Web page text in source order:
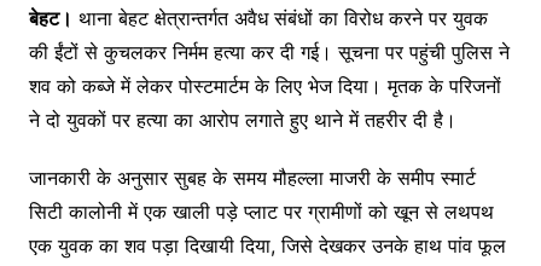
बेहट। थाना बेहट क्षेत्रान्तर्गत अवैध संबंधों का विरोध करने पर युवक
की ईंटों से कुचलकर निर्मम हत्या कर दी गई। सूचना पर पहुंची पुलिस ने
शव को कब्जे में लेकर पोस्टमार्टम के लिए भेज दिया। मृतक के परिजनों
ने दो युवकों पर हत्या का आरोप लगाते हुए थाने में तहरीर दी है।
जानकारी के अनुसार सुबह के समय मौहल्ला माजरी के समीप स्मार्ट
सिटी कालोनी में एक खाली पड़े प्लाट पर ग्रामीणों को खून से लथपथ
एक युवक का शव पड़ा दिखायी दिया, जिसे देखकर उनके हाथ पांव फूल